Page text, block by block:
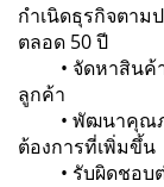
กำเนิดธุรกิจตา
ตลอด 50 ปี
• จัดหาสินค้า
ลูกค้า
• พัฒนาคุณภา
ต้องการที่เพิ่มขึ้น
• รับผิดชอบต่